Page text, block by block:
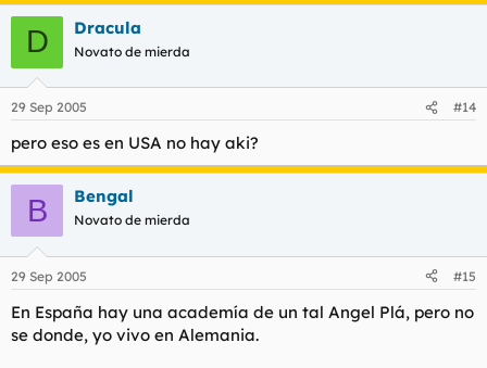
D Dracula
Novato de mierda
29 Sep 2005 #14
pero eso es en USA no hay aki?
B Bengal
Novato de mierda
29 Sep 2005 #15
En España hay una academía de un tal Angel Plá, pero no
se donde, yo vivo en Alemania.